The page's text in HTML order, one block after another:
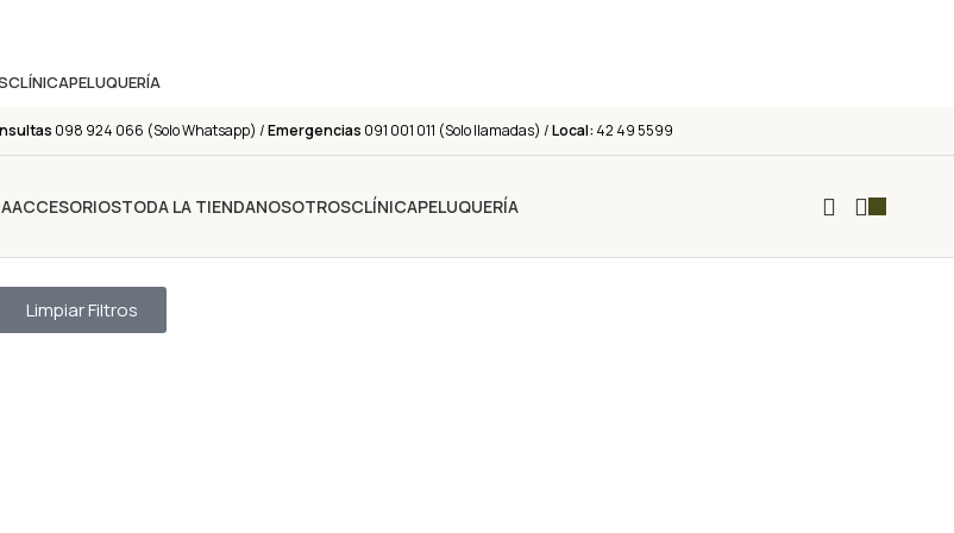
CLÍNICAPELUQUERÍA
098 924 066 (Solo Whatsapp) /Emergencias 091 001 011 (Solo llamadas) /Local: 42 49 5599
ACCESORIOSTODA LA TIENDANOSOTROSCLÍNICAPELUQUERÍA
Limpiar Filtros